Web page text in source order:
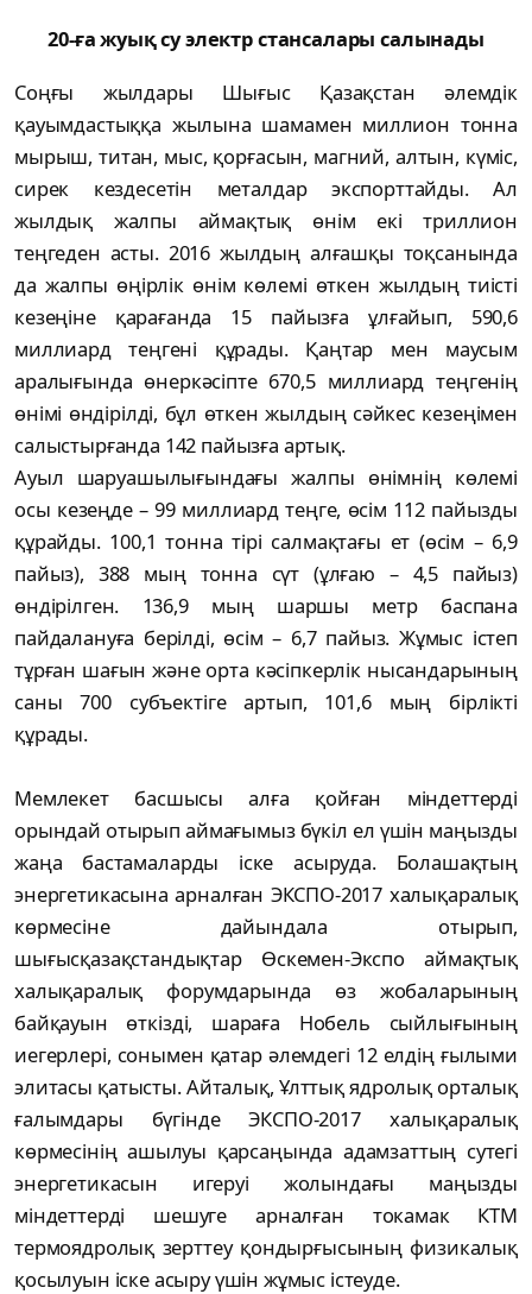
20-ға жуық су электр стансалары салынады
Соңғы жылдары Шығыс Қазақстан әлемдік
қауымдастыққа жылына шамамен миллион тонна
мырыш, титан, мыс, қорғасын, магний, алтын, күміс,
сирек кездесетін металдар экспорттайды. Ал
жылдық жалпы аймақтық өнім екі триллион
теңгеден асты. 2016 жылдың алғашқы тоқсанында
да жалпы өңірлік өнім көлемі өткен жылдың тиісті
кезеңіне қарағанда 15 пайызға ұлғайып, 590,6
миллиард теңгені құрады. Қаңтар мен маусым
аралығында өнеркәсіпте 670,5 миллиард теңгенің
өнімі өндірілді, бұл өткен жылдың сәйкес кезеңімен
салыстырғанда 142 пайызға артық.
Ауыл шаруашылығындағы жалпы өнімнің көлемі
осы кезеңде – 99 миллиард теңге, өсім 112 пайызды
құрайды. 100,1 тонна тірі салмақтағы ет (өсім – 6,9
пайыз), 388 мың тонна сүт (ұлғаю – 4,5 пайыз)
өндірілген. 136,9 мың шаршы метр баспана
пайдалануға берілді, өсім – 6,7 пайыз. Жұмыс істеп
тұрған шағын және орта кәсіпкерлік нысандарының
саны 700 субъектіге артып, 101,6 мың бірлікті
құрады.
Мемлекет басшысы алға қойған міндеттерді
орындай отырып аймағымыз бүкіл ел үшін маңызды
жаңа бастамаларды іске асыруда. Болашақтың
энергетикасына арналған ЭКСПО-2017 халықаралық
көрмесіне дайындала отырып,
шығысқазақстандықтар Өскемен-Экспо аймақтық
халықаралық форумдарында өз жобаларының
байқауын өткізді, шараға Нобель сыйлығының
иегерлері, сонымен қатар әлемдегі 12 елдің ғылыми
элитасы қатысты. Айталық, Ұлттық ядролық орталық
ғалымдары бүгінде ЭКСПО-2017 халықаралық
көрмесінің ашылуы қарсаңында адамзаттың сутегі
энергетикасын игеруі жолындағы маңызды
міндеттерді шешуге арналған токамак КТМ
термоядролық зерттеу қондырғысының физикалық
қосылуын іске асыру үшін жұмыс істеуде.